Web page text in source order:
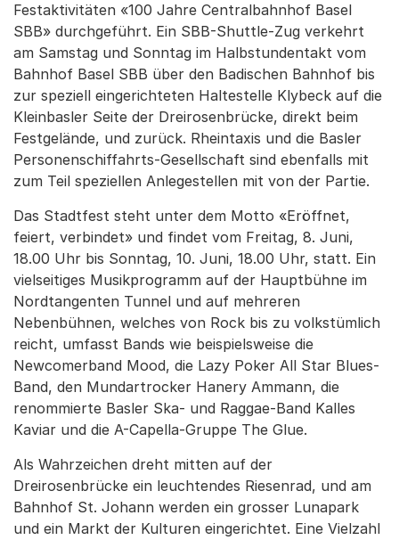
Festaktivitäten «100 Jahre Centralbahnhof Basel
SBB» durchgeführt. Ein SBB-Shuttle-Zug verkehrt
am Samstag und Sonntag im Halbstundentakt vom
Bahnhof Basel SBB über den Badischen Bahnhof bis
zur speziell eingerichteten Haltestelle Klybeck auf die
Kleinbasler Seite der Dreirosenbrücke, direkt beim
Festgelände, und zurück. Rheintaxis und die Basler
Personenschiffahrts-Gesellschaft sind ebenfalls mit
zum Teil speziellen Anlegestellen mit von der Partie.
Das Stadtfest steht unter dem Motto «Eröffnet,
feiert, verbindet» und findet vom Freitag, 8. Juni,
18.00 Uhr bis Sonntag, 10. Juni, 18.00 Uhr, statt. Ein
vielseitiges Musikprogramm auf der Hauptbühne im
Nordtangenten Tunnel und auf mehreren
Nebenbühnen, welches von Rock bis zu volkstümlich
reicht, umfasst Bands wie beispielsweise die
Newcomerband Mood, die Lazy Poker All Star Blues-
Band, den Mundartrocker Hanery Ammann, die
renommierte Basler Ska- und Raggae-Band Kalles
Kaviar und die A-Capella-Gruppe The Glue.
Als Wahrzeichen dreht mitten auf der
Dreirosenbrücke ein leuchtendes Riesenrad, und am
Bahnhof St. Johann werden ein grosser Lunapark
und ein Markt der Kulturen eingerichtet. Eine Vielzahl